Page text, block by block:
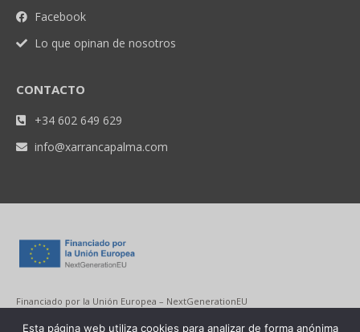
Facebook
Lo que opinan de nosotros
CONTACTO
+34 602 649 629
info@xarrancapalma.com
Financiado por la Unión Europea – NextGenerationEU
Esta página web utiliza cookies para analizar de forma anónima